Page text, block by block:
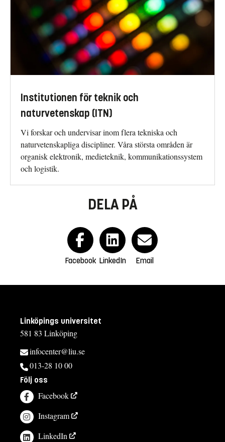
Institutionen för teknik och
naturvetenskap (ITN)
Vi forskar och undervisar inom flera tekniska och
naturvetenskapliga discipliner. Våra största områden är
organisk elektronik, medieteknik, kommunikationssystem
och logistik.
DELA PÅ
Facebook LinkedIn Email
Linköpings universitet
581 83 Linköping
infocenter@liu.se
013-28 10 00
Följ oss
Facebook
Instagram
LinkedIn